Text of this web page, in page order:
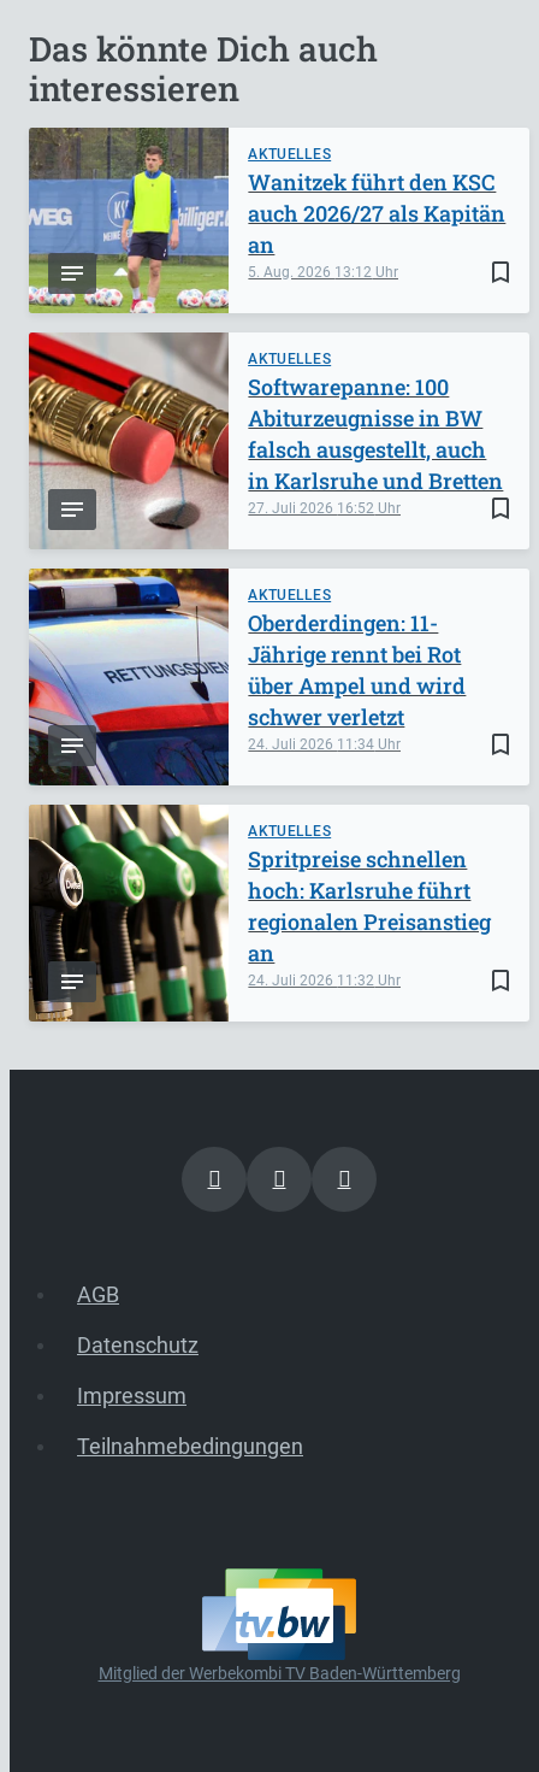
Das könnte Dich auch
interessieren
AKTUELLES
bookmark_border
5. Aug. 2026 13:12
Wanitzek führt den KSC
auch 2026/27 als Kapitän
an
AKTUELLES
bookmark_border
27. Juli 2026 16:52
Softwarepanne: 100
Abiturzeugnisse in BW
falsch ausgestellt, auch
in Karlsruhe und Bretten
AKTUELLES
bookmark_border
24. Juli 2026 11:34
Oberderdingen: 11-
Jährige rennt bei Rot
über Ampel und wird
schwer verletzt
AKTUELLES
bookmark_border
24. Juli 2026 11:32
Spritpreise schnellen
hoch: Karlsruhe führt
regionalen Preisanstieg
an
AGB
Datenschutz
Impressum
Teilnahmebedingungen
Mitglied der Werbekombi TV Baden-Württemberg